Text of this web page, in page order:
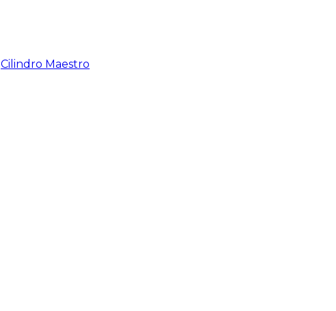
Cilindro Maestro